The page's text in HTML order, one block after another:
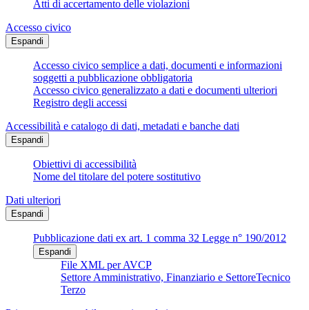
Atti di accertamento delle violazioni
Accesso civico
Espandi
Accesso civico semplice a dati, documenti e informazioni
soggetti a pubblicazione obbligatoria
Accesso civico generalizzato a dati e documenti ulteriori
Registro degli accessi
Accessibilità e catalogo di dati, metadati e banche dati
Espandi
Obiettivi di accessibilità
Nome del titolare del potere sostitutivo
Dati ulteriori
Espandi
Pubblicazione dati ex art. 1 comma 32 Legge n° 190/2012
Espandi
File XML per AVCP
Settore Amministrativo, Finanziario e SettoreTecnico
Terzo